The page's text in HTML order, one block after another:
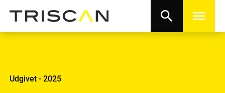
search menu
Udgivet - 2025